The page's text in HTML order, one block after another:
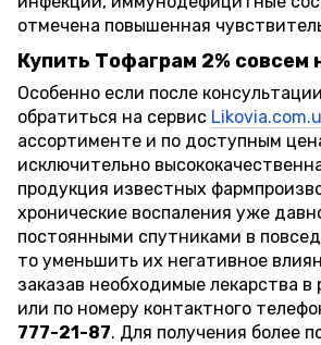
отмечена повышенная
Купить Тофаграм 2% совсем
Особенно если после
обратиться на сервис
ассортименте и по доступным
исключительно
продукция известных
хронические воспаления уже
постоянными спутниками в
то уменьшить их негативное
заказав необходимые лекарства
или по номеру контактного
777-21-87. Для получения более